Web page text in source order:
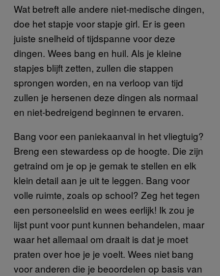
Wat betreft alle andere niet-medische dingen,
doe het stapje voor stapje girl. Er is geen
juiste snelheid of tijdspanne voor deze
dingen. Wees bang en huil. Als je kleine
stapjes blijft zetten, zullen die stappen
sprongen worden, en na verloop van tijd
zullen je hersenen deze dingen als normaal
en niet-bedreigend beginnen te ervaren.
Bang voor een paniekaanval in het vliegtuig?
Breng een stewardess op de hoogte. Die zijn
getraind om je op je gemak te stellen en elk
klein detail aan je uit te leggen. Bang voor
volle ruimte, zoals op school? Zeg het tegen
een personeelslid en wees eerlijk! Ik zou je
lijst punt voor punt kunnen behandelen, maar
waar het allemaal om draait is dat je moet
praten over hoe je je voelt. Wees niet bang
voor anderen die je beoordelen op basis van